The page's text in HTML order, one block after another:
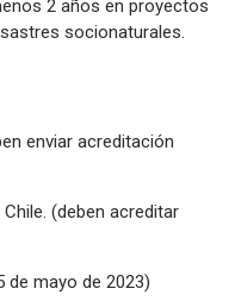
2 años en proyectos
socionaturales.
enviar acreditación
(deben acreditar
de mayo de 2023)